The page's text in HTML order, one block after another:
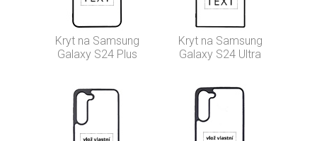
Kryt na Samsung
Galaxy S24 Plus
Kryt na Samsung
Galaxy S24 Ultra